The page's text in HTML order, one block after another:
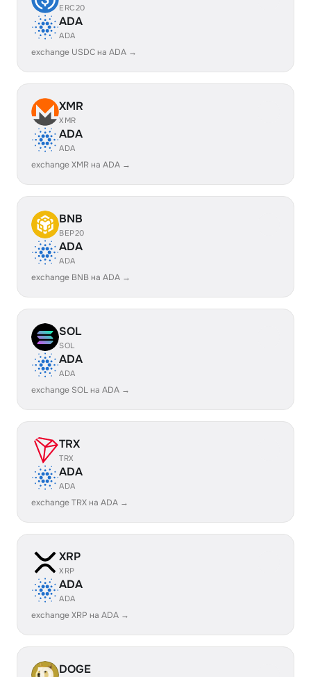
ERC20
ADA
ADA
exchange USDC на ADA →
XMR
XMR
ADA
ADA
exchange XMR на ADA →
BNB
BEP20
ADA
ADA
exchange BNB на ADA →
SOL
SOL
ADA
ADA
exchange SOL на ADA →
TRX
TRX
ADA
ADA
exchange TRX на ADA →
XRP
XRP
ADA
ADA
exchange XRP на ADA →
DOGE